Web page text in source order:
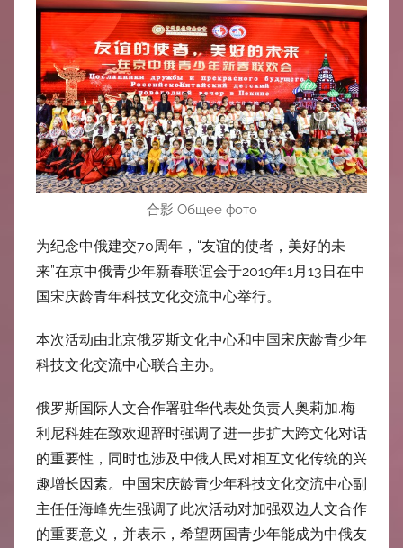
中
心
合影 Общее фото
为纪念中俄建交70周年，“友谊的使者，美好的未
来”在京中俄青少年新春联谊会于2019年1月13日在中
国宋庆龄青年科技文化交流中心举行。
本次活动由北京俄罗斯文化中心和中国宋庆龄青少年
科技文化交流中心联合主办。
俄罗斯国际人文合作署驻华代表处负责人奥莉加.梅
利尼科娃在致欢迎辞时强调了进一步扩大跨文化对话
的重要性，同时也涉及中俄人民对相互文化传统的兴
趣增长因素。中国宋庆龄青少年科技文化交流中心副
主任任海峰先生强调了此次活动对加强双边人文合作
的重要意义，并表示，希望两国青少年能成为中俄友